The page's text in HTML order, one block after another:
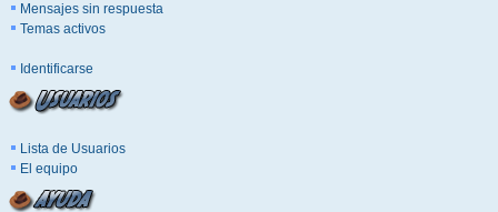
Mensajes sin respuesta
Temas activos
Identificarse
Lista de Usuarios
El equipo